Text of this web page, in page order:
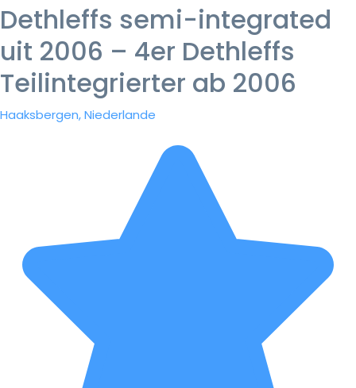
Dethleffs semi-integrated
uit 2006 – 4er Dethleffs
Teilintegrierter ab 2006
Haaksbergen, Niederlande